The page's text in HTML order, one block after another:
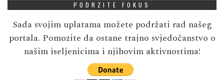
PODRZITE FOKUS
Sada svojim uplatama možete podržati rad našeg
portala. Pomozite da ostane trajno svjedočanstvo o
našim iseljenicima i njihovim aktivnostima!